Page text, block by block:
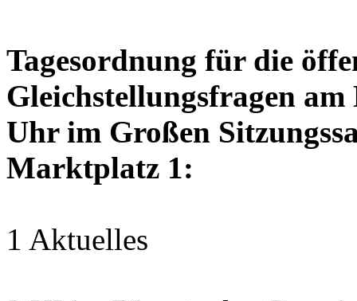
Tagesordnung für die
Gleichstellungsfragen
Uhr im Großen
Marktplatz 1:
1 Aktuelles